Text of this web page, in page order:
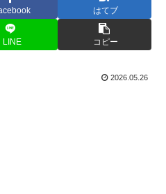
はてブ
LINE コピー
2026.05.26